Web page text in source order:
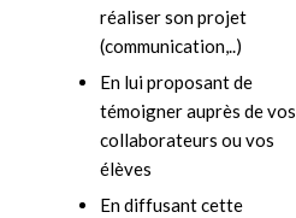
réaliser son projet
(communication,..)
En lui proposant de
témoigner auprès de vos
collaborateurs ou vos
élèves
En diffusant cette